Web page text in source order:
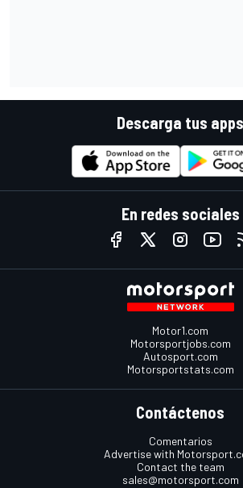
Descarga tus apps
En redes sociales
Motor1.com
Motorsportjobs.com
Autosport.com
Motorsportstats.com
Contáctenos
Comentarios
Advertise with
Contact the team
sales@motorsport.com